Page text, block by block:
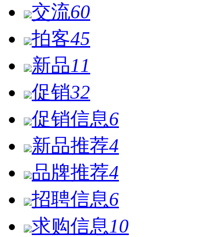
交流60
拍客45
新品11
促销32
促销信息6
新品推荐4
品牌推荐4
招聘信息6
求购信息 10